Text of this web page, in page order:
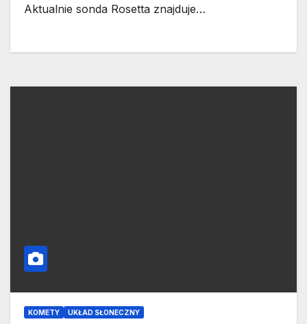
Aktualnie sonda Rosetta znajduje…
KOMETY UKŁAD SŁONECZNY